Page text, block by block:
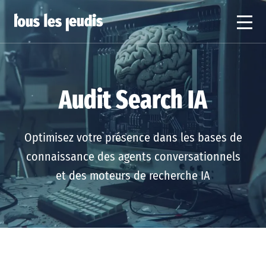
Audit Search IA
Optimisez votre présence dans les bases de
connaissance des agents conversationnels
et des moteurs de recherche IA